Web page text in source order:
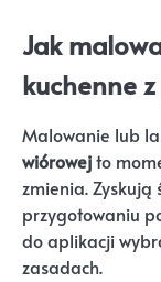
Jak
kuchenne
Malowanie lub
wiórowejto
zmienia. Zyskują
przygotowaniu
do aplikacji
zasadach.